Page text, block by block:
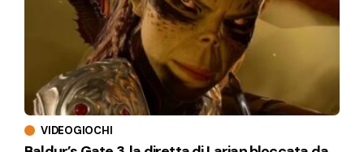
VIDEOGIOCHI